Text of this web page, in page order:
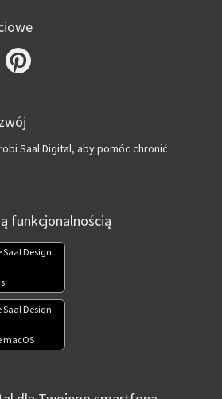
Saal Digital, aby pomóc chronić
funkcjonalnością
Design
Design
macOS